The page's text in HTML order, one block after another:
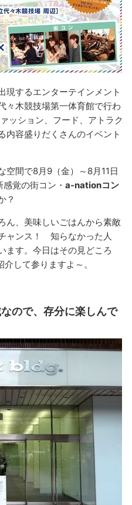
現するエンターテインメント
木競技場第一体育館で行わ
ッション、フード、アトラク
内容盛りだくさんのイベント
空間で8月9（金）～8月11日
感覚の街コン・a-nationコン
？
ん、美味しいごはんから素敵
ャンス！ 知らなかった人
ます。今日はその見どころ
して参りますよ～。
ので、存分に楽しんで